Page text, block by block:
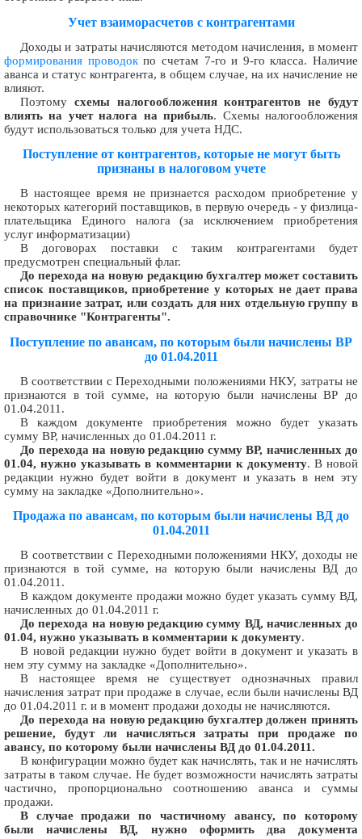
Учет взаиморасчетов с контрагентами
Доходы и затраты начисляются методом начисления, в момент
формирования проводокпо счетам 7-го и 9-го класса. Наличие
аванса и статус контрагента, в общем случае, на их начисление не
влияют.
Поэтому схемы налогообложения контрагентов не будут
влиять на учет налога на прибыль. Схемы налогообложения
будут использоваться только для учета НДС.
Поступление от контрагентов, которые не могут быть
признаны в налоговом учете
В настоящее время не признается расходом приобретение у
некоторых категорий поставщиков, в первую очередь - у физлица-
плательщика Единого налога (за исключением приобретения
услуг информатизации)
В договорах поставки с таким контрагентами будет
предусмотрен специальный флаг.
До перехода на новую редакцию бухгалтер может составить
список поставщиков, приобретение у которых не дает права
на признание затрат, или создать для них отдельную группу в
справочнике "Контрагенты".
Поступление по авансам, по которым были начислены ВР
до 01.04.2011
В соответствии с Переходными положениями НКУ, затраты не
признаются в той сумме, на которую были начислены ВР до
01.04.2011.
В каждом документе приобретения можно будет указать
сумму ВР, начисленных до 01.04.2011 г.
До перехода на новую редакцию сумму ВР, начисленных до
01.04, нужно указывать в комментарии к документу. В новой
редакции нужно будет войти в документ и указать в нем эту
сумму на закладке «Дополнительно».
Продажа по авансам, по которым были начислены ВД до
01.04.2011
В соответствии с Переходными положениями НКУ, доходы не
признаются в той сумме, на которую были начислены ВД до
01.04.2011.
В каждом документе продажи можно будет указать сумму ВД,
начисленных до 01.04.2011 г.
До перехода на новую редакцию сумму ВД, начисленных до
01.04, нужно указывать в комментарии к документу.
В новой редакции нужно будет войти в документ и указать в
нем эту сумму на закладке «Дополнительно».
В настоящее время не существует однозначных правил
начисления затрат при продаже в случае, если были начислены ВД
до 01.04.2011 г. и в момент продажи доходы не начисляются.
До перехода на новую редакцию бухгалтер должен принять
решение, будут ли начисляться затраты при продаже по
авансу, по которому были начислены ВД до 01.04.2011.
В конфигурации можно будет как начислять, так и не начислять
затраты в таком случае. Не будет возможности начислять затраты
частично, пропорционально соотношению аванса и суммы
продажи.
В случае продажи по частичному авансу, по которому
были начислены ВД, нужно оформить два документа